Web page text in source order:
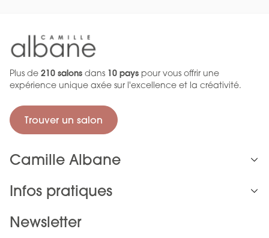
Plus de 210 salons dans 10 pays pour vous offrir une
expérience unique axée sur l'excellence et la créativité.
Trouver un salon
Camille Albane
Infos pratiques
Newsletter